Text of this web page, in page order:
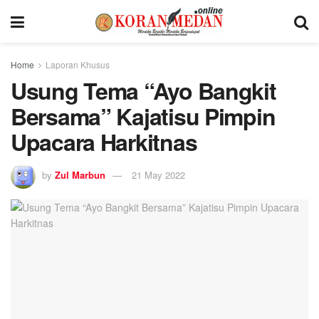
Home Laporan Khusus
Usung Tema “Ayo Bangkit
Bersama” Kajatisu Pimpin
Upacara Harkitnas
by Zul Marbun 21 May 2022